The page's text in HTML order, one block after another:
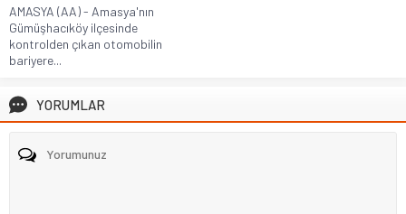
AMASYA (AA) - Amasya'nın
Gümüşhacıköy ilçesinde
kontrolden çıkan otomobilin
bariyere...
YORUMLAR